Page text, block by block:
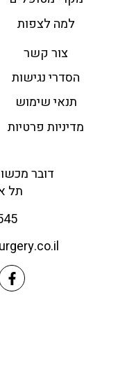
למה לצפות
צור קשר
הסדרי נגישות
תנאי שימוש
מדיניות פרטיות
דובר
תל